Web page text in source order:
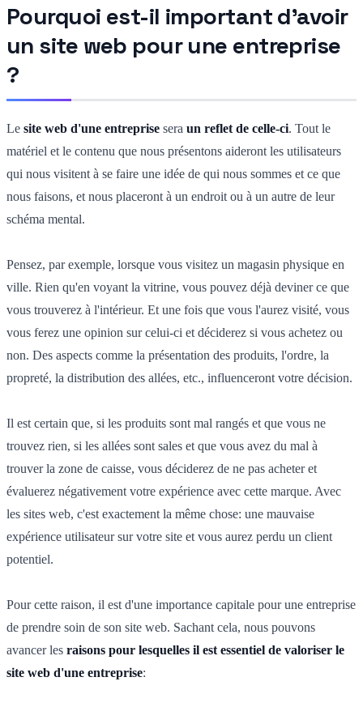
Pourquoi est-il important d'avoir
un site web pour une entreprise
?
Le site web d'une entreprise sera un reflet de celle-ci. Tout le
matériel et le contenu que nous présentons aideront les utilisateurs
qui nous visitent à se faire une idée de qui nous sommes et ce que
nous faisons, et nous placeront à un endroit ou à un autre de leur
schéma mental.
Pensez, par exemple, lorsque vous visitez un magasin physique en
ville. Rien qu'en voyant la vitrine, vous pouvez déjà deviner ce que
vous trouverez à l'intérieur. Et une fois que vous l'aurez visité, vous
vous ferez une opinion sur celui-ci et déciderez si vous achetez ou
non. Des aspects comme la présentation des produits, l'ordre, la
propreté, la distribution des allées, etc., influenceront votre décision.
Il est certain que, si les produits sont mal rangés et que vous ne
trouvez rien, si les allées sont sales et que vous avez du mal à
trouver la zone de caisse, vous déciderez de ne pas acheter et
évaluerez négativement votre expérience avec cette marque. Avec
les sites web, c'est exactement la même chose: une mauvaise
expérience utilisateur sur votre site et vous aurez perdu un client
potentiel.
Pour cette raison, il est d'une importance capitale pour une entreprise
de prendre soin de son site web. Sachant cela, nous pouvons
avancer les raisons pour lesquelles il est essentiel de valoriser le
site web d'une entreprise: